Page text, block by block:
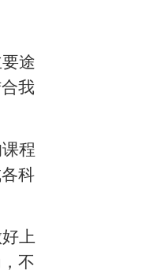
途
我
程
科
上
不